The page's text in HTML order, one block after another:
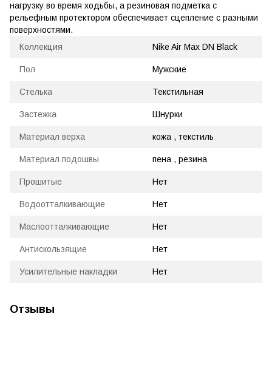
нагрузку во время ходьбы, а резиновая подметка с
рельефным протектором обеспечивает сцепление с разными
поверхностями.
Коллекция
Nike Air Max DN Black
Пол Мужские
Стелька Текстильная
Застежка Шнурки
Материал верха кожа , текстиль
Материал подошвы пена , резина
Прошитые Нет
Водоотталкивающие Нет
Маслоотталкивающие Нет
Антискользящие Нет
Усилительные накладки Нет
Отзывы